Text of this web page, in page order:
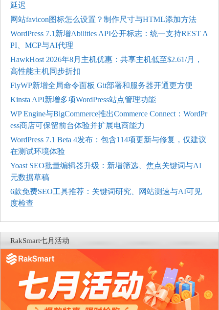
延迟
网站favicon图标怎么设置？制作尺寸与HTML添加方法
WordPress 7.1新增Abilities API公开标志：统一支持REST A
PI、MCP与AI代理
HawkHost 2026年8月主机优惠：共享主机低至$2.61/月，
高性能主机同步折扣
FlyWP新增全局命令面板 Git部署和服务器开通更方便
Kinsta API新增多项WordPress站点管理功能
WP Engine与BigCommerce推出Commerce Connect：WordPr
ess商店可保留前台体验并扩展电商能力
WordPress 7.1 Beta 4发布：包含114项更新与修复，仅建议
在测试环境体验
Yoast SEO批量编辑器升级：新增筛选、焦点关键词与AI
元数据草稿
6款免费SEO工具推荐：关键词研究、网站测速与AI可见
度检查
RakSmart七月活动